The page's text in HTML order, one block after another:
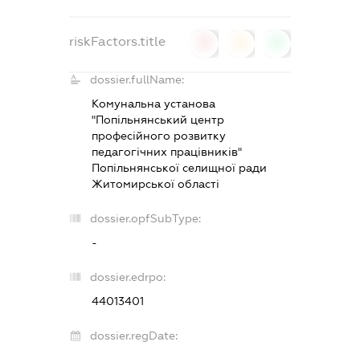
riskFactors.title
dossier.fullName:
Комунальна установа
"Попільнянський центр
професійного розвитку
педагогічних працівників"
Попільнянської селищної ради
Житомирської області
dossier.opfSubType:
-
dossier.edrpo:
44013401
dossier.regDate: